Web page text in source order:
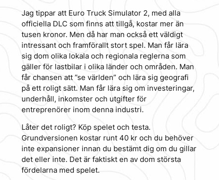
Jag tippar att Euro Truck Simulator 2, med alla
officiella DLC som finns att tillgå, kostar mer än
tusen kronor. Men då har man också ett väldigt
intressant och framförallt stort spel. Man får lära
sig dom olika lokala och regionala reglerna som
gäller för lastbilar i olika länder och områden. Man
får chansen att ”se världen” och lära sig geografi
på ett roligt sätt. Man får lära sig om investeringar,
underhåll, inkomster och utgifter för
entreprenörer inom denna industri.
Låter det roligt? Köp spelet och testa.
Grundversionen kostar runt 40 kr och du behöver
inte expansioner innan du bestämt dig om du gillar
det eller inte. Det är faktiskt en av dom största
fördelarna med spelet.